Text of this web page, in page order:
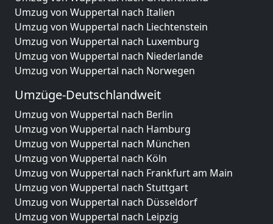
Umzug von Wuppertal nach Italien
Umzug von Wuppertal nach Liechtenstein
Umzug von Wuppertal nach Luxemburg
Umzug von Wuppertal nach Niederlande
Umzug von Wuppertal nach Norwegen
Umzüge-Deutschlandweit
Umzug von Wuppertal nach Berlin
Umzug von Wuppertal nach Hamburg
Umzug von Wuppertal nach München
Umzug von Wuppertal nach Köln
Umzug von Wuppertal nach Frankfurt am Main
Umzug von Wuppertal nach Stuttgart
Umzug von Wuppertal nach Düsseldorf
Umzug von Wuppertal nach Leipzig